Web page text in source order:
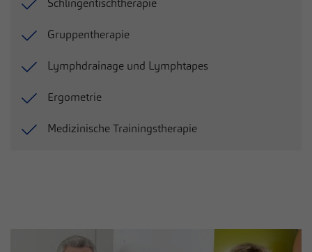
Schlingentischtherapie
Gruppentherapie
Lymphdrainage und Lymphtapes
Ergometrie
Medizinische Trainingstherapie
Zweck
Erzeugt statistische Daten darüber, wie der